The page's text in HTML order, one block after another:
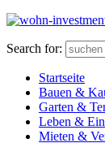
Search for:
Startseite
Bauen &
Garten &
Leben &
Mieten &